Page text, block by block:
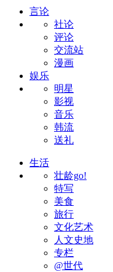
言论
社论
评论
交流站
漫画
娱乐
明星
影视
音乐
韩流
送礼
生活
壮龄go!
特写
美食
旅行
文化艺术
人文史地
专栏
@世代